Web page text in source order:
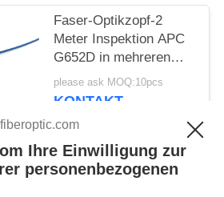
Faser-Optikzopf-2
Meter Inspektion APC
G652D in mehreren
Betriebsarten für
FTTH-Netz
please ask MOQ:10pcs
KONTAKT
Alle
Ihre Einwilligung zur
personenbezogenen